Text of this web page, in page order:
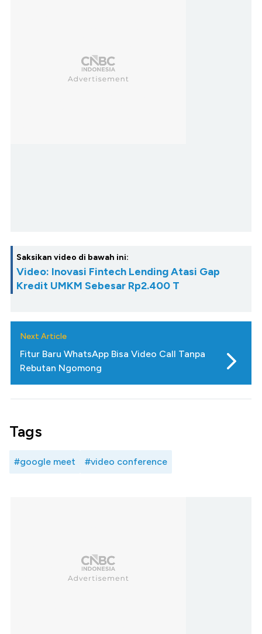
Saksikan video di bawah ini:
Video: Inovasi Fintech Lending Atasi Gap
Kredit UMKM Sebesar Rp2.400 T
Next Article
Fitur Baru WhatsApp Bisa Video Call Tanpa
Rebutan Ngomong
Tags
#google meet #video conference